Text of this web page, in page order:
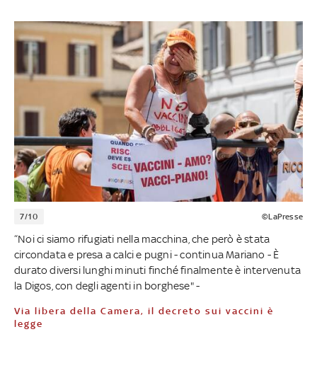
7/10 ©LaPresse
“Noi ci siamo rifugiati nella macchina, che però è stata
circondata e presa a calci e pugni - continua Mariano - È
durato diversi lunghi minuti finché finalmente è intervenuta
la Digos, con degli agenti in borghese" -
Via libera della Camera, il decreto sui vaccini è
legge